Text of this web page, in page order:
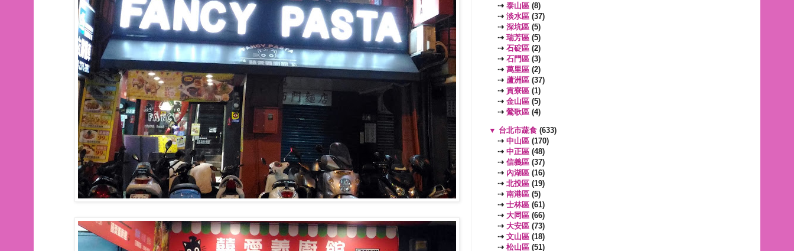
⇢ 泰山區 (8)
⇢ 淡水區 (37)
⇢ 深坑區 (5)
⇢ 瑞芳區 (5)
⇢ 石碇區 (2)
⇢ 石門區 (3)
⇢ 萬里區 (2)
⇢ 蘆洲區 (37)
⇢ 貢寮區 (1)
⇢ 金山區 (5)
⇢ 鶯歌區 (4)
▼ 台北市蔬食 (633)
⇢ 中山區 (170)
⇢ 中正區 (48)
⇢ 信義區 (37)
⇢ 內湖區 (16)
⇢ 北投區 (19)
⇢ 南港區 (5)
⇢ 士林區 (61)
⇢ 大同區 (66)
⇢ 大安區 (73)
⇢ 文山區 (18)
⇢ 松山區 (51)